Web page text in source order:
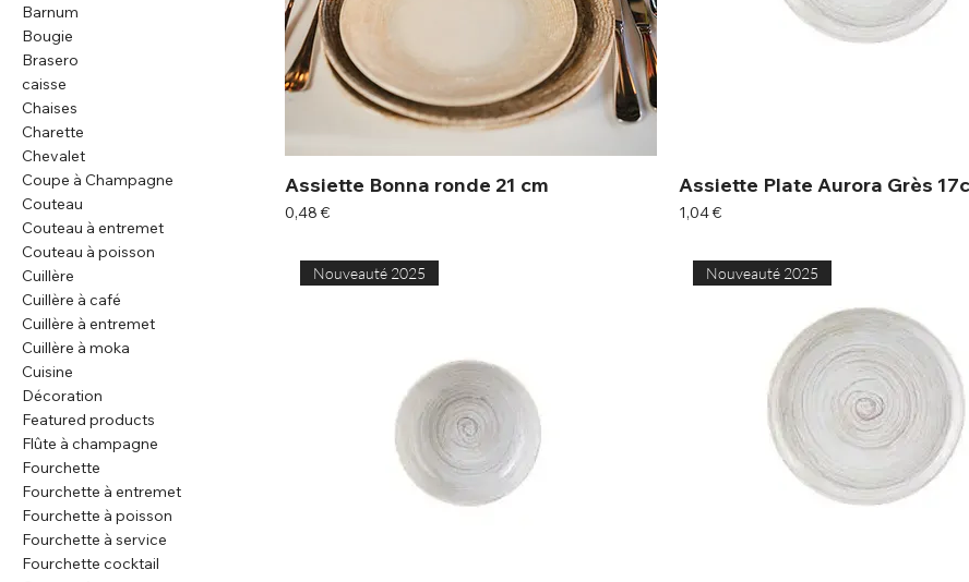
Barnum
Bougie
Brasero
caisse
Chaises
Charette
Chevalet
Coupe à Champagne
Couteau
Couteau à entremet
Couteau à poisson
Cuillère
Cuillère à café
Cuillère à entremet
Cuillère à moka
Cuisine
Décoration
Featured products
Flûte à champagne
Fourchette
Fourchette à entremet
Fourchette à poisson
Fourchette à service
Fourchette cocktail
Assiette Bonna ronde 21 cm
Prix
0,48 €
Assiette Plate Aurora Grès
Prix
1,04 €
Nouveauté 2025 Nouveauté 2025